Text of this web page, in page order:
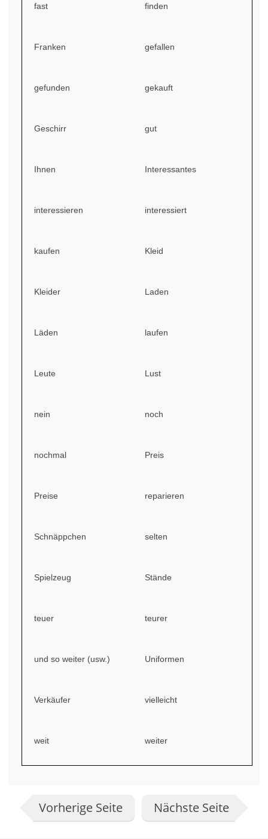
fast finden
Franken gefallen
gefunden gekauft
Geschirr gut
Ihnen Interessantes
interessieren interessiert
kaufen Kleid
Kleider Laden
Läden laufen
Leute Lust
nein noch
nochmal Preis
Preise reparieren
Schnäppchen selten
Spielzeug Stände
teuer teurer
und so weiter (usw.) Uniformen
Verkäufer vielleicht
weit weiter
Vorherige Seite Nächste Seite